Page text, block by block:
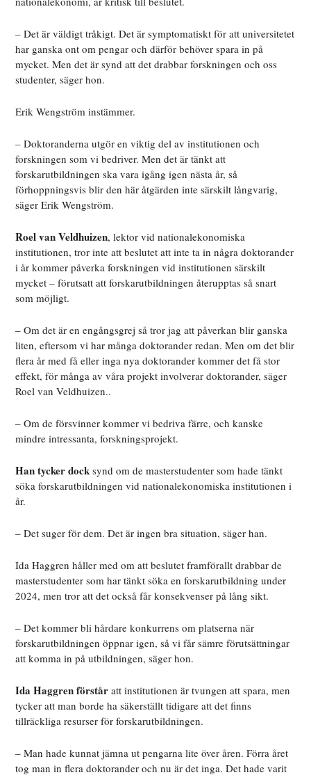
– Det är väldigt tråkigt. Det är symptomatiskt för att universitetet
har ganska ont om pengar och därför behöver spara in på
mycket. Men det är synd att det drabbar forskningen och oss
studenter, säger hon.
Erik Wengström instämmer.
– Doktoranderna utgör en viktig del av institutionen och
forskningen som vi bedriver. Men det är tänkt att
forskarutbildningen ska vara igång igen nästa år, så
förhoppningsvis blir den här åtgärden inte särskilt långvarig,
säger Erik Wengström.
Roel van Veldhuizen, lektor vid nationalekonomiska
institutionen, tror inte att beslutet att inte ta in några doktorander
i år kommer påverka forskningen vid institutionen särskilt
mycket – förutsatt att forskarutbildningen återupptas så snart
som möjligt.
– Om det är en engångsgrej så tror jag att påverkan blir ganska
liten, eftersom vi har många doktorander redan. Men om det blir
flera år med få eller inga nya doktorander kommer det få stor
effekt, för många av våra projekt involverar doktorander, säger
Roel van Veldhuizen..
– Om de försvinner kommer vi bedriva färre, och kanske
mindre intressanta, forskningsprojekt.
Han tycker dock synd om de masterstudenter som hade tänkt
söka forskarutbildningen vid nationalekonomiska institutionen i
år.
– Det suger för dem. Det är ingen bra situation, säger han.
Ida Haggren håller med om att beslutet framförallt drabbar de
masterstudenter som har tänkt söka en forskarutbildning under
2024, men tror att det också får konsekvenser på lång sikt.
– Det kommer bli hårdare konkurrens om platserna när
forskarutbildningen öppnar igen, så vi får sämre förutsättningar
att komma in på utbildningen, säger hon.
Ida Haggren förstår att institutionen är tvungen att spara, men
tycker att man borde ha säkerställt tidigare att det finns
tillräckliga resurser för forskarutbildningen.
– Man hade kunnat jämna ut pengarna lite över åren. Förra året
tog man in flera doktorander och nu är det inga. Det hade varit